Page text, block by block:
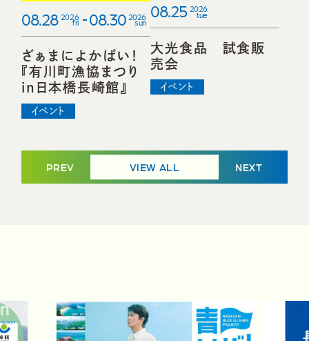
08.28 2026
fri 08.30 2026
sun
ざぁまによかばい！
『有川町漁協まつり
in日本橋長崎館』
イベント
08.25 2026
tue
大光食品 試食販
売会
イベント
PREV VIEW ALL NEXT